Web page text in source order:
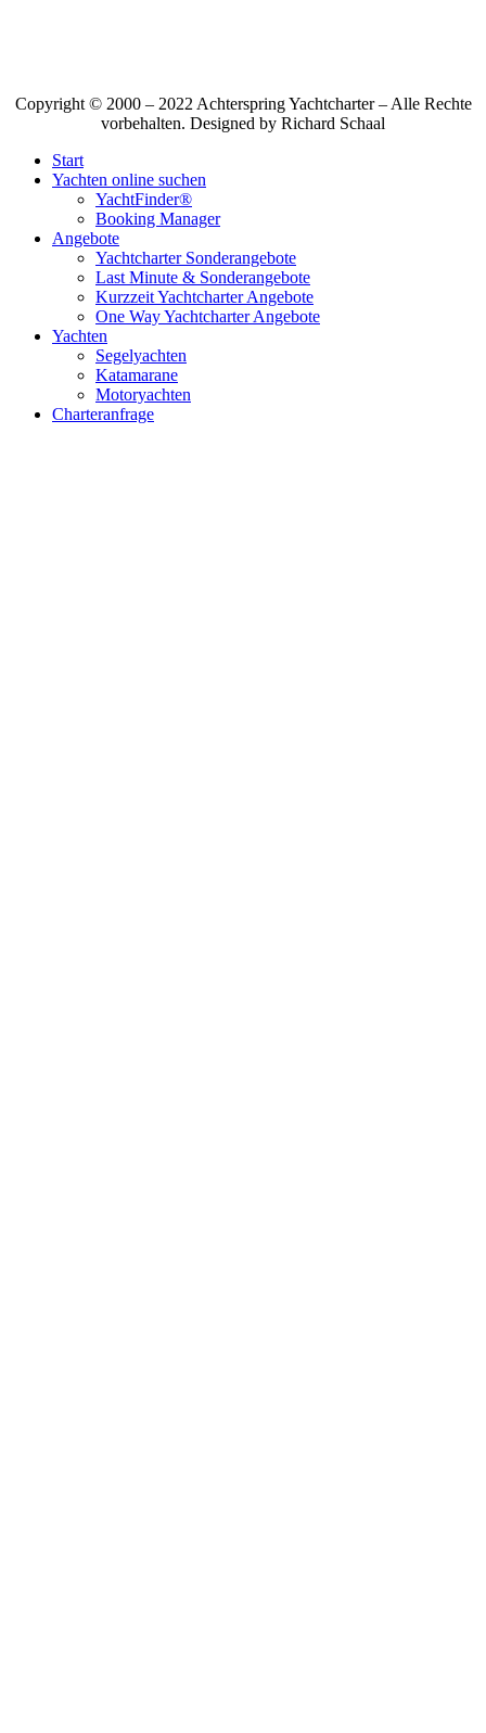
Copyright © 2000 – 2022 Achterspring Yachtcharter – Alle Rechte
vorbehalten. Designed by Richard Schaal
Start
Yachten online suchen
YachtFinder®
Booking Manager
Angebote
Yachtcharter Sonderangebote
Last Minute & Sonderangebote
Kurzzeit Yachtcharter Angebote
One Way Yachtcharter Angebote
Yachten
Segelyachten
Katamarane
Motoryachten
Charteranfrage